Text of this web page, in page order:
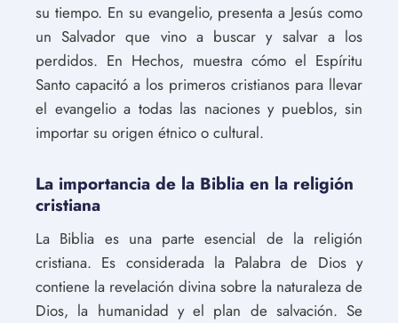
su tiempo. En su evangelio, presenta a Jesús como
un Salvador que vino a buscar y salvar a los
perdidos. En Hechos, muestra cómo el Espíritu
Santo capacitó a los primeros cristianos para llevar
el evangelio a todas las naciones y pueblos, sin
importar su origen étnico o cultural.
La importancia de la Biblia en la religión
cristiana
La Biblia es una parte esencial de la religión
cristiana. Es considerada la Palabra de Dios y
contiene la revelación divina sobre la naturaleza de
Dios, la humanidad y el plan de salvación. Se